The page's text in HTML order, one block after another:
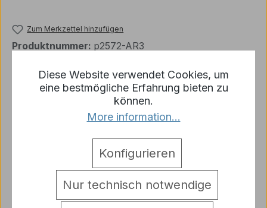
Zum Merkzettel hinzufügen
Produktnummer: p2572-AR3
Beschreibung
Aufkleber Decal Königstiger 1:16 Lieferung wie
Bewertungen
Diese Website verwendet Cookies, um
eine bestmögliche Erfahrung bieten zu
können.
More information...
Nur technisch notwendige
Konfigurieren